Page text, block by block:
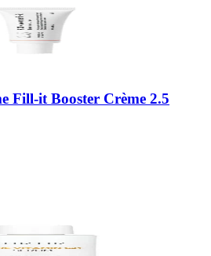
Fill-it Booster Crème 2.5